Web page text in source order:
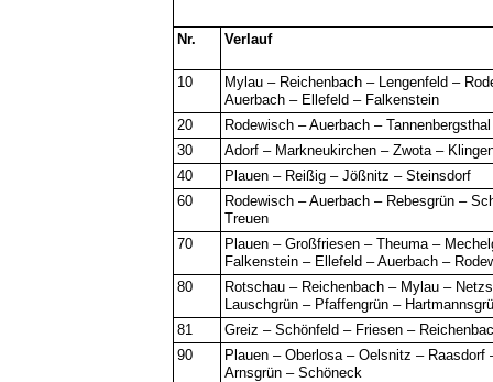
Nr. Verlauf
10
Mylau – Reichenbach – Lengenfeld –
Auerbach – Ellefeld – Falkenstein
20
Rodewisch – Auerbach –
30
Adorf – Markneukirchen – Zwota –
40
Plauen – Reißig – Jößnitz – Steinsdorf
60
Rodewisch – Auerbach – Rebesgrün –
Treuen
70
Plauen – Großfriesen – Theuma –
Falkenstein – Ellefeld – Auerbach –
80
Rotschau – Reichenbach – Mylau –
Lauschgrün – Pfaffengrün –
81
Greiz – Schönfeld – Friesen –
90
Plauen – Oberlosa – Oelsnitz – Raasdorf
Arnsgrün – Schöneck